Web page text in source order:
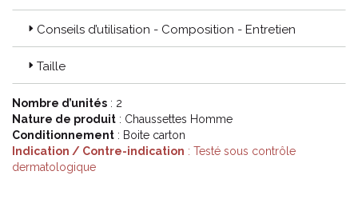
Conseils d’utilisation - Composition - Entretien
Taille
Nombre d’unités : 2
Nature de produit : Chaussettes Homme
Conditionnement : Boite carton
Indication / Contre-indication : Testé sous contrôle
dermatologique